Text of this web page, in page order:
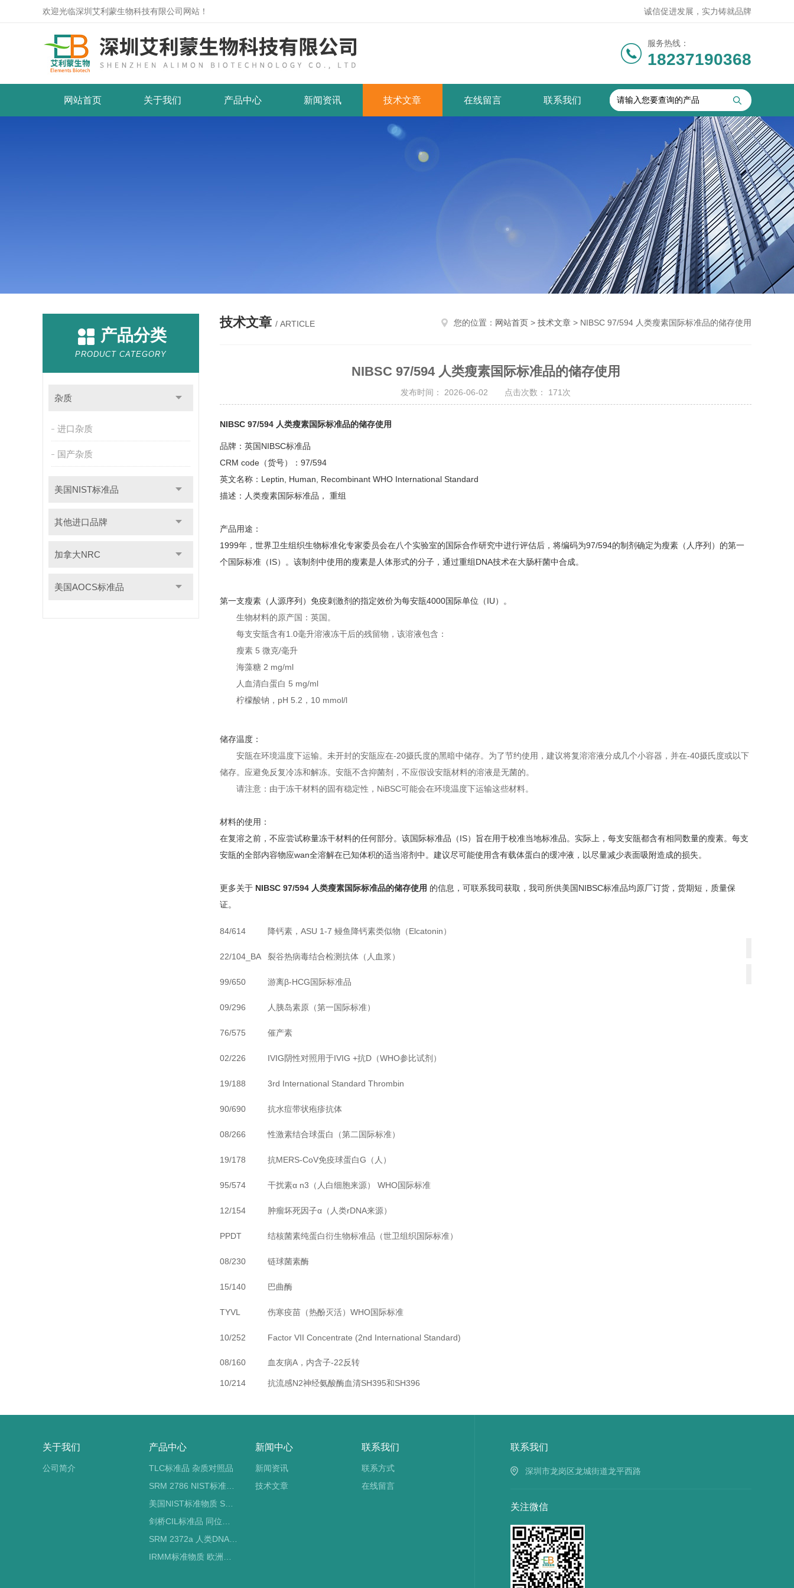
欢迎光临深圳艾利蒙生物科技有限公司网站！ 诚信促进发展，实力铸就品牌
服务热线：
18237190368
网站首页 关于我们 产品中心 新闻资讯 技术文章 在线留言 联系我们
产品分类
PRODUCT CATEGORY
杂质
进口杂质
国产杂质
美国NIST标准品
其他进口品牌
加拿大NRC
美国AOCS标准品
技术文章 / ARTICLE 您的位置： 网站首页 > 技术文章 > NIBSC 97/594 人类瘦素国际标准品的储存使用
NIBSC 97/594 人类瘦素国际标准品的储存使用
发布时间： 2026-06-02 点击次数： 171次
NIBSC 97/594 人类瘦素国际标准品的储存使用
品牌：英国NIBSC标准品
CRM code（货号）：97/594
英文名称：Leptin, Human, Recombinant WHO International Standard
描述：人类瘦素国际标准品， 重组
产品用途：
1999年，世界卫生组织生物标准化专家委员会在八个实验室的国际合作研究中进行评估后，将编码为97/594的制剂确定为瘦素（人序列）的第一
个国际标准（IS）。该制剂中使用的瘦素是人体形式的分子，通过重组DNA技术在大肠杆菌中合成。
第一支瘦素（人源序列）免疫刺激剂的指定效价为每安瓿4000国际单位（IU）。
生物材料的原产国：英国。
每支安瓿含有1.0毫升溶液冻干后的残留物，该溶液包含：
瘦素 5 微克/毫升
海藻糖 2 mg/ml
人血清白蛋白 5 mg/ml
柠檬酸钠，pH 5.2，10 mmol/l
储存温度：
安瓿在环境温度下运输。未开封的安瓿应在-20摄氏度的黑暗中储存。为了节约使用，建议将复溶溶液分成几个小容器，并在-40摄氏度或以下
储存。应避免反复冷冻和解冻。安瓿不含抑菌剂，不应假设安瓿材料的溶液是无菌的。
请注意：由于冻干材料的固有稳定性，NiBSC可能会在环境温度下运输这些材料。
材料的使用：
在复溶之前，不应尝试称量冻干材料的任何部分。该国际标准品（IS）旨在用于校准当地标准品。实际上，每支安瓿都含有相同数量的瘦素。每支
安瓿的全部内容物应wan全溶解在已知体积的适当溶剂中。建议尽可能使用含有载体蛋白的缓冲液，以尽量减少表面吸附造成的损失。
更多关于 NIBSC 97/594 人类瘦素国际标准品的储存使用 的信息，可联系我司获取，我司所供美国NIBSC标准品均原厂订货，货期短，质量保
证。
84/614 降钙素，ASU 1-7 鳗鱼降钙素类似物（Elcatonin）
22/104_BA 裂谷热病毒结合检测抗体（人血浆）
99/650 游离β-HCG国际标准品
09/296 人胰岛素原（第一国际标准）
76/575 催产素
02/226 IVIG阴性对照用于IVIG +抗D（WHO参比试剂）
19/188 3rd International Standard Thrombin
90/690 抗水痘带状疱疹抗体
08/266 性激素结合球蛋白（第二国际标准）
19/178 抗MERS-CoV免疫球蛋白G（人）
95/574 干扰素α n3（人白细胞来源） WHO国际标准
12/154 肿瘤坏死因子α （人类rDNA来源）
PPDT 结核菌素纯蛋白衍生物标准品（世卫组织国际标准）
08/230 链球菌素酶
15/140 巴曲酶
TYVL 伤寒疫苗（热酚灭活）WHO国际标准
10/252 Factor VII Concentrate (2nd International Standard)
08/160 血友病A，内含子-22反转
10/214 抗流感N2神经氨酸酶血清SH395和SH396
关于我们
公司简介
产品中心
TLC标准品 杂质对照品
SRM 2786 NIST标准物质 PM2.5标准品
美国NIST标准物质 SRM标准品
SRM 2372a 人类DNA定量标准品 NIST标准物质
新闻中心
新闻资讯
技术文章
联系我们
联系方式
在线留言
联系我们
深圳市龙岗区龙城街道龙平西路
关注微信